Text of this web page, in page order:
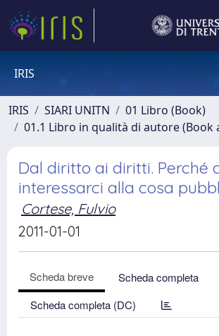
IRIS
IRIS SIARI UNITN
01 Libro (Book)
01.1 Libro in qualità di autore (Book
Dal diritto ai diritti. Perché
interessarci alla cosa
Cortese, Fulvio
2011-01-01
Scheda breve
Scheda completa
Scheda completa (DC)